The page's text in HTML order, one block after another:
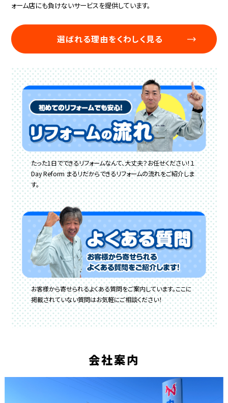
ォーム店にも負けないサービスを提供しています。
選ばれる理由をくわしく見る
たった1日でできるリフォームなんて、大丈夫？お任せください！１
Day Reform まるリだからできるリフォームの流れをご紹介しま
す。
お客様から寄せられるよくある質問をご案内しています。ここに
掲載されていない質問はお気軽にご相談ください！
会社案内